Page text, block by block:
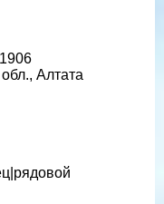
Алтата